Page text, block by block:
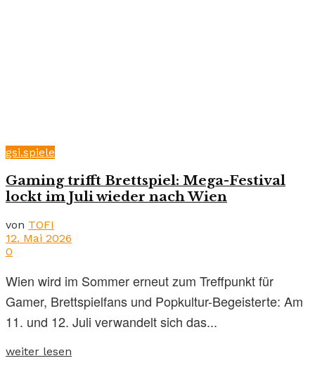
gsi.spiele
Gaming trifft Brettspiel: Mega-Festival
lockt im Juli wieder nach Wien
von TOFI
12. Mai 2026
0
Wien wird im Sommer erneut zum Treffpunkt für
Gamer, Brettspielfans und Popkultur-Begeisterte: Am
11. und 12. Juli verwandelt sich das...
weiter lesen